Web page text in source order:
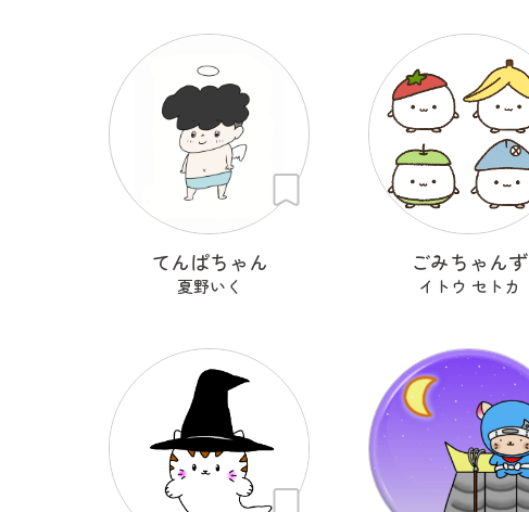
てんぱちゃん
夏野いく
ごみちゃんず
イトウ セトカ